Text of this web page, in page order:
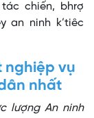
chiến, bhrợ
an ninh k’tiêc
nghiệp vụ
nhất
lượng An ninh